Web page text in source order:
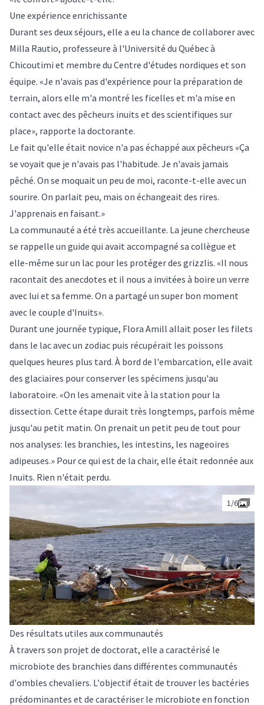
Une expérience enrichissante
Durant ses deux séjours, elle a eu la chance de collaborer avec
Milla Rautio, professeure à l'Université du Québec à
Chicoutimi et membre du Centre d'études nordiques et son
équipe. «Je n'avais pas d'expérience pour la préparation de
terrain, alors elle m'a montré les ficelles et m'a mise en
contact avec des pêcheurs inuits et des scientifiques sur
place», rapporte la doctorante.
Le fait qu'elle était novice n'a pas échappé aux pêcheurs «Ça
se voyait que je n'avais pas l'habitude. Je n'avais jamais
pêché. On se moquait un peu de moi, raconte-t-elle avec un
sourire. On parlait peu, mais on échangeait des rires.
J'apprenais en faisant.»
La communauté a été très accueillante. La jeune chercheuse
se rappelle un guide qui avait accompagné sa collègue et
elle-même sur un lac pour les protéger des grizzlis. «Il nous
racontait des anecdotes et il nous a invitées à boire un verre
avec lui et sa femme. On a partagé un super bon moment
avec le couple d'Inuits».
Durant une journée typique, Flora Amill allait poser les filets
dans le lac avec un zodiac puis récupérait les poissons
quelques heures plus tard. À bord de l'embarcation, elle avait
des glaciaires pour conserver les spécimens jusqu'au
laboratoire. «On les amenait vite à la station pour la
dissection. Cette étape durait très longtemps, parfois même
jusqu'au petit matin. On prenait un petit peu de tout pour
nos analyses: les branchies, les intestins, les nageoires
adipeuses.» Pour ce qui est de la chair, elle était redonnée aux
Inuits. Rien n'était perdu.
1/6
Des résultats utiles aux communautés
À travers son projet de doctorat, elle a caractérisé le
microbiote des branchies dans différentes communautés
d'ombles chevaliers. L'objectif était de trouver les bactéries
prédominantes et de caractériser le microbiote en fonction